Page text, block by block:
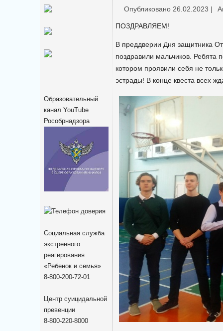
Образовательный
канал YouTube
Рособрнадзора
Социальная служба
экстренного
реагирования
«Ребенок и семья»
8-800-200-72-01
Центр суицидальной
превенции
8-800-220-8000
Опубликовано 26.02.2023 |
ПОЗДРАВЛЯЕМ!
В преддверии Дня защитника
поздравили мальчиков. Ребята
котором проявили себя не
эстрады! В конце квеста всех